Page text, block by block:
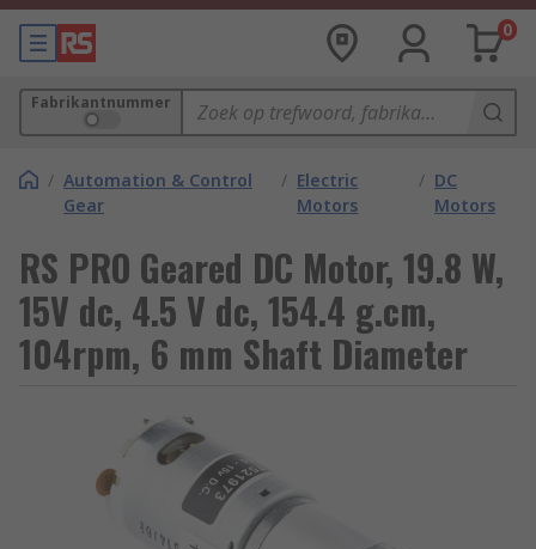
0
Fabrikantnummer
/ Automation & Control
Gear
/ Electric
Motors
/ DC
Motors
RS PRO Geared DC Motor, 19.8 W,
15V dc, 4.5 V dc, 154.4 g.cm,
104rpm, 6 mm Shaft Diameter